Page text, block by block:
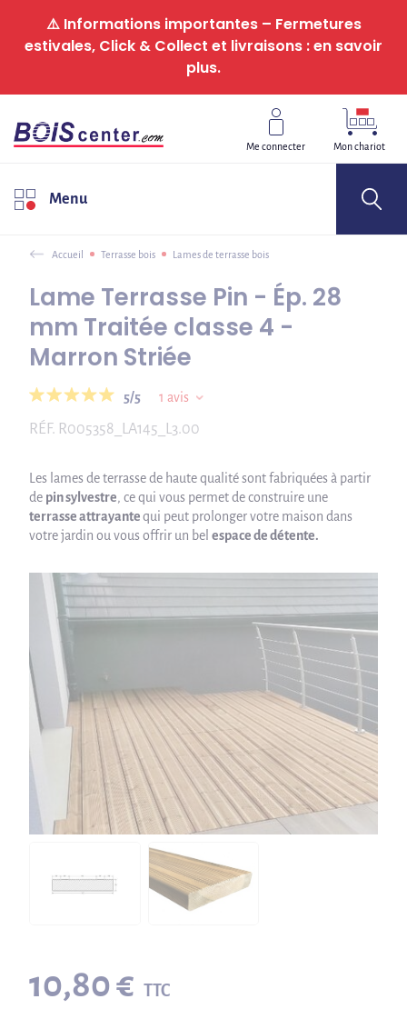
⚠️ Informations importantes – Fermetures
estivales, Click & Collect et livraisons : en savoir
plus.
Me connecter Mon chariot
Menu
Accueil Terrasse bois Lames de terrasse bois
Lame Terrasse Pin - Ép. 28
mm Traitée classe 4 -
Marron Striée
5/5 1 avis
RÉF. R005358_LA145_L3.00
Les lames de terrasse de haute qualité sont fabriquées à partir
de pin sylvestre , ce qui vous permet de construire une
terrasse attrayantequi peut prolonger votre maison dans
votre jardin ou vous offrir un belespace de détente.
10,80 € TTC